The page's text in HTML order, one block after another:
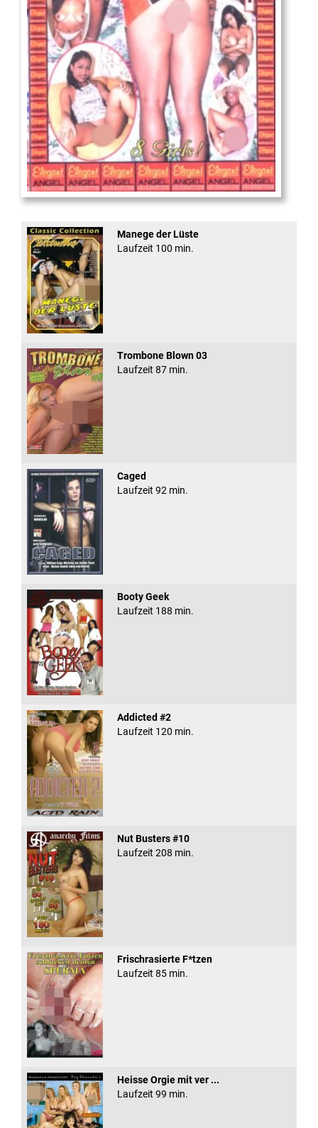
Sugar Walls #24
Manege der Lüste
Laufzeit 100 min.
Trombone Blown 03
Laufzeit 87 min.
Caged
Laufzeit 92 min.
Booty Geek
Laufzeit 188 min.
Addicted #2
Laufzeit 120 min.
Nut Busters #10
Laufzeit 208 min.
Frischrasierte F*tzen
Laufzeit 85 min.
Heisse Orgie mit ver ...
Laufzeit 99 min.